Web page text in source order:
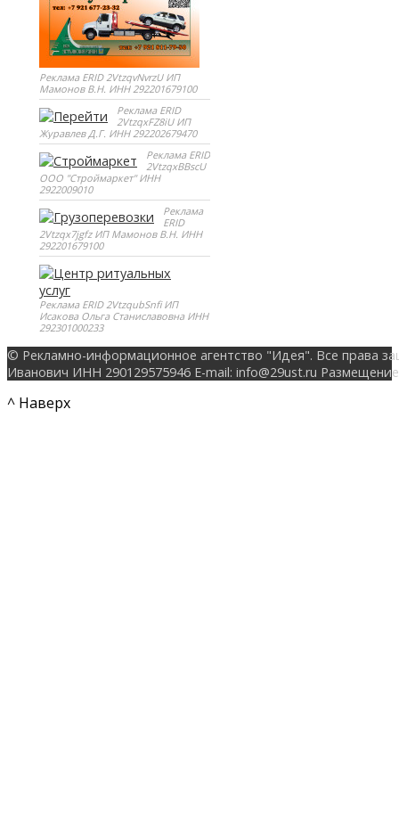
Реклама ERID 2VtzqvNvrzU ИП
Мамонов В.Н. ИНН 292201679100
Реклама ERID
2VtzqxFZ8iU ИП
Журавлев Д.Г. ИНН 292202679470
Реклама ERID
2VtzqxBBscU
ООО "Строймаркет" ИНН
2922009010
Реклама
ERID
2Vtzqx7jgfz ИП Мамонов В.Н. ИНН
292201679100
Реклама ERID 2VtzqubSnfi ИП
Исакова Ольга Станиславовна ИНН
292301000233
© Рекламно-информационное агентство "Идея". Все права
Иванович ИНН 290129575946 E-mail: info@29ust.ru
^ Наверх